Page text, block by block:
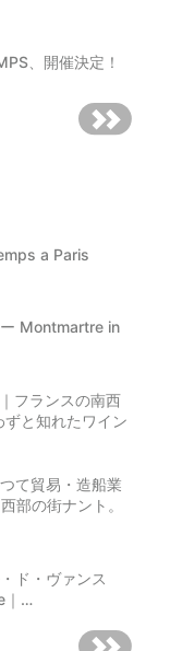
、開催決定！
a Paris
Montmartre in
フランスの南西
と知れたワイン
て貿易・造船業
部の街ナント。
ド・ヴァンス
｜…